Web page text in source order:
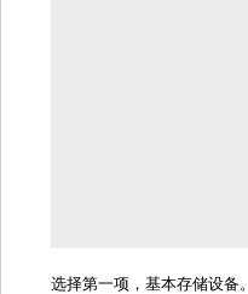
选择第一项，基本存储设备。